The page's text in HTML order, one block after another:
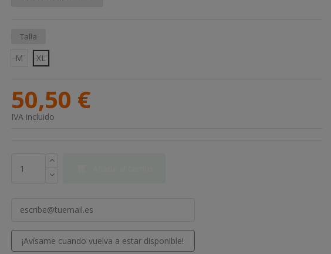
Talla
M XL
50,50 €
IVA incluido